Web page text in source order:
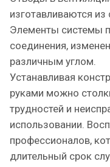
изготавливаются
Элементы системы
соединения,
различным углом.
Устанавливая
руками можно
трудностей и
использовании.
профессионалов,
длительный срок